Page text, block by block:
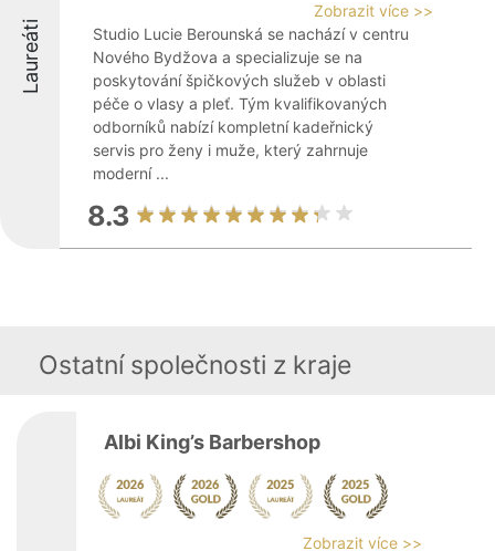
Laureáti
Zobrazit více >>
Studio Lucie Berounská se nachází v centru
Nového Bydžova a specializuje se na
poskytování špičkových služeb v oblasti
péče o vlasy a pleť. Tým kvalifikovaných
odborníků nabízí kompletní kadeřnický
servis pro ženy i muže, který zahrnuje
moderní ...
8.3
Ostatní společnosti z kraje
Albi King’s Barbershop
Zobrazit více >>